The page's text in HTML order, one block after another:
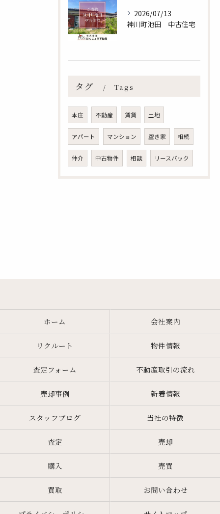
2026/07/13
神川町池田 中古住宅
タグ Tags
本庄 不動産 賃貸 土地
アパート マンション 空き家 相続
仲介 中古物件 相談 リースバック
ホーム 会社案内
リクルート 物件情報
査定フォーム 不動産取引の流れ
売却事例 新着情報
スタッフブログ 当社の特徴
査定 売却
購入 売買
買取 お問い合わせ
無料査定のお申し込みはこちら